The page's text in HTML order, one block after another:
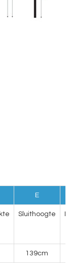
E
Sluithoogte
139cm